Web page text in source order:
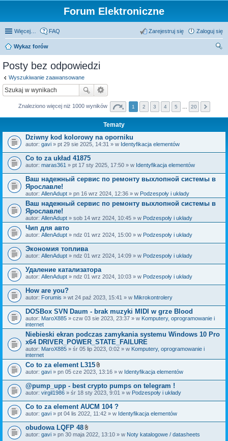
Forum Elektroniczne
Więcej… FAQ Zaloguj się
Zarejestruj się
Wykaz forów
Posty bez odpowiedzi
Wyszukiwanie zaawansowane
Znaleziono więcej niż 1000 wyników 1 2 3 4 5 20
Tematy
Dziwny kod kolorowy na oporniku
autor: gavi » pt 29 sie 2025, 14:31 » w Identyfikacja elementów
Co to za układ 41875
autor: maras361 » pt 17 sty 2025, 17:50 » w Identyfikacja elementów
Ваш надежный сервис по ремонту выхлопной системы в
Ярославле!
autor: AllenAdupt » pn 16 wrz 2024, 12:36 » w Podzespoły i układy
Ваш надежный сервис по ремонту выхлопной системы в
Ярославле!
autor: AllenAdupt » sob 14 wrz 2024, 10:45 » w Podzespoły i układy
Чип для авто
autor: AllenAdupt » ndz 01 wrz 2024, 15:00 » w Podzespoły i układy
Экономия топлива
autor: AllenAdupt » ndz 01 wrz 2024, 14:09 » w Podzespoły i układy
Удаление катализатора
autor: AllenAdupt » ndz 01 wrz 2024, 10:03 » w Podzespoły i układy
How are you?
autor: Forumis » wt 24 paź 2023, 15:41 » w Mikrokontrolery
DOSBox SVN Daum - brak muzyki MIDI w grze Blood
autor: MaroX885 » czw 03 sie 2023, 23:37 » w Komputery, oprogramowanie i
internet
Niebieski ekran podczas zamykania systemu Windows 10 Pro
x64 DRIVER_POWER_STATE_FAILURE
autor: MaroX885 » śr 05 lip 2023, 0:02 » w Komputery, oprogramowanie i
internet
Co to za element L315
Z
ł
ą
c
z
n
i
autor: gavi » pn 05 cze 2023, 13:16 » w Identyfikacja elementów
@pump_upp - best crypto pumps on telegram !
autor: virgil1986 » śr 18 sty 2023, 9:01 » w Podzespoły i układy
Co to za element AUCM 104 ?
autor: gavi » pt 04 lis 2022, 11:42 » w Identyfikacja elementów
obudowa LQFP 48
Z
autor: gavi » pn 30 maja 2022, 13:10 » w Noty katalogowe / datasheets